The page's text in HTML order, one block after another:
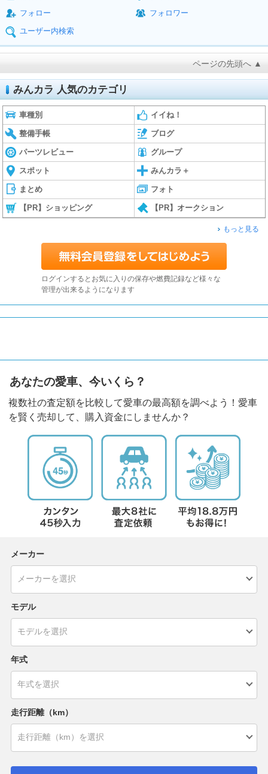
フォロー
フォロワー
ユーザー内検索
ページの先頭へ ▲
みんカラ 人気のカテゴリ
車種別 イイね！
整備手帳 ブログ
パーツレビュー グループ
スポット みんカラ＋
まとめ フォト
【PR】ショッピング 【PR】オークション
もっと見る
ログインするとお気に入りの保存や燃費記録など様々な
管理が出来るようになります
あなたの愛車、今いくら？
複数社の査定額を比較して愛車の最高額を調べよう！愛車
を賢く売却して、購入資金にしませんか？
メーカー
モデル
年式
走行距離（km）